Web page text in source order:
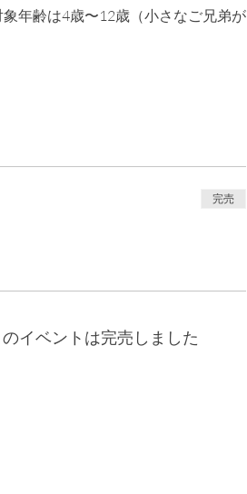
年齢は4歳〜12歳（小さなご兄弟が
完売
のイベントは完売しました